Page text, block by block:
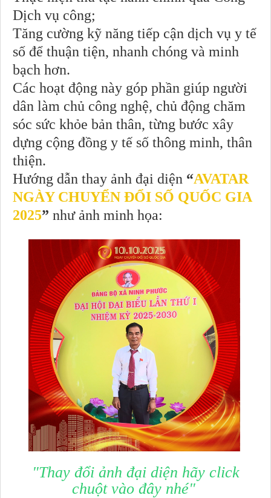
Dịch vụ công;
Tăng cường kỹ năng tiếp cận dịch vụ y tế
số để thuận tiện, nhanh chóng và minh
bạch hơn.
Các hoạt động này góp phần giúp người
dân làm chủ công nghệ, chủ động chăm
sóc sức khỏe bản thân, từng bước xây
dựng cộng đồng y tế số thông minh, thân
thiện.
Hướng dẫn thay ảnh đại diện “AVATAR
NGÀY CHUYỂN ĐỔI SỐ QUỐC GIA
2025” như ảnh minh họa:
"Thay đổi ảnh đại diện hãy click
chuột vào đây nhé"